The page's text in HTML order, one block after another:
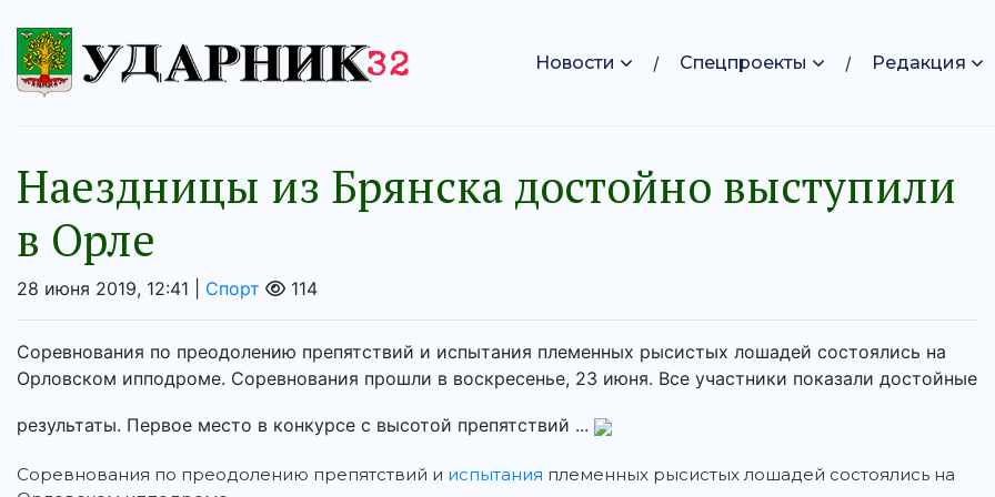
Новости Спецпроекты Редакция
Наездницы из Брянска достойно выступили
в Орле
28 июня 2019, 12:41 | Спорт 114
Соревнования по преодолению препятствий и испытания племенных рысистых лошадей состоялись на
Орловском ипподроме. Соревнования прошли в воскресенье, 23 июня. Все участники показали достойные
результаты. Первое место в конкурсе с высотой препятствий ...
Соревнования по преодолению препятствий и испытания племенных рысистых лошадей состоялись на